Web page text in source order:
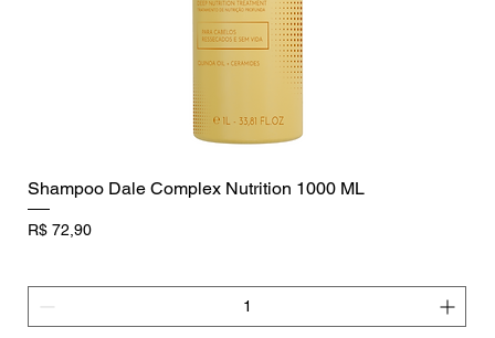
Shampoo Dale Complex Nutrition 1000 ML
Preço
R$ 72,90